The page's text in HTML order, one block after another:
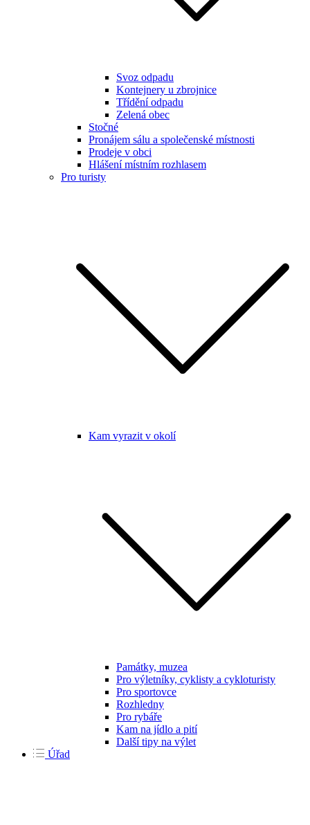
Svoz odpadu
Kontejnery u zbrojnice
Třídění odpadu
Zelená obec
Stočné
Pronájem sálu a společenské místnosti
Prodeje v obci
Hlášení místním rozhlasem
Pro turisty
Kam vyrazit v okolí
Památky, muzea
Pro výletníky, cyklisty a cykloturisty
Pro sportovce
Rozhledny
Pro rybáře
Kam na jídlo a pití
Další tipy na výlet
Úřad